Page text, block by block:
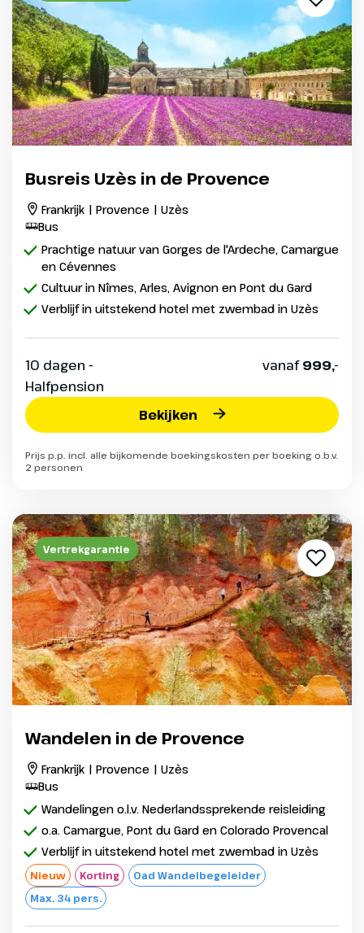
Busreis Uzès in de Provence
Frankrijk | Provence | Uzès
Bus
Prachtige natuur van Gorges de l'Ardeche, Camargue
en Cévennes
Cultuur in Nîmes, Arles, Avignon en Pont du Gard
Verblijf in uitstekend hotel met zwembad in Uzès
10 dagen -
Halfpension
vanaf999,-
Bekijken
Prijs p.p. incl. alle bijkomende boekingskosten per boeking o.b.v.
2 personen
Vertrekgarantie
Wandelen in de Provence
Frankrijk | Provence | Uzès
Bus
Wandelingen o.l.v. Nederlandssprekende reisleiding
o.a. Camargue, Pont du Gard en Colorado Provencal
Verblijf in uitstekend hotel met zwembad in Uzès
Nieuw Korting
Oad Wandelbegeleider
Max. 34 pers.